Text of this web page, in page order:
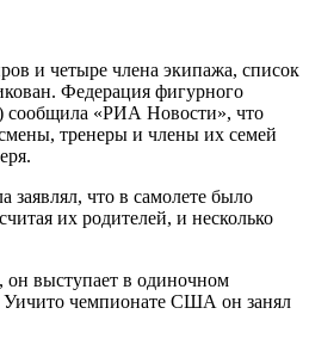
и четыре члена экипажа, список
Федерация фигурного
«РИА Новости», что
тренеры и члены их семей
что в самолете было
их родителей, и несколько
выступает в одиночном
чемпионате США он занял